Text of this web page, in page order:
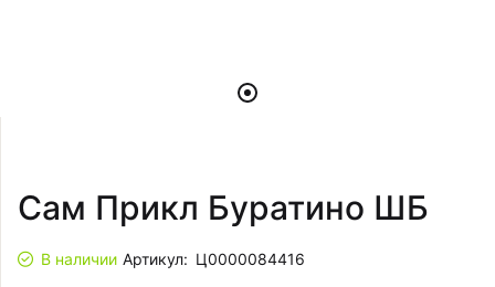
Сам Прикл Буратино ШБ
В наличии Артикул: Ц0000084416